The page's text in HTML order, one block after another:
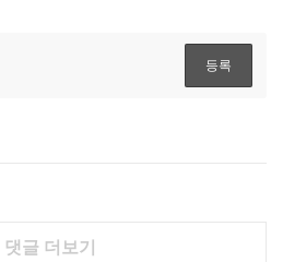
댓글 더보기